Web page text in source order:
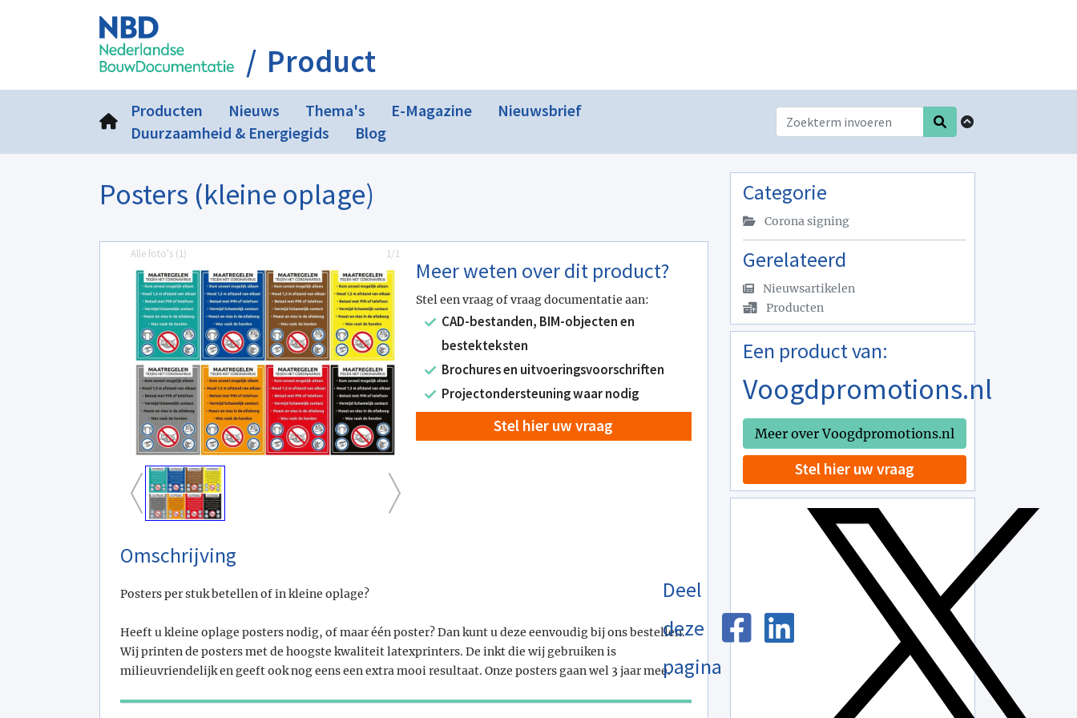
Product
Producten Nieuws Thema's E-Magazine
Nieuwsbrief
Duurzaamheid & Energiegids
Blog
Posters (kleine oplage)
Alle foto's (1) 1/1
Meer weten over dit product?
Stel een vraag of vraag documentatie aan:
CAD-bestanden, BIM-objecten en
bestekteksten
Brochures en uitvoeringsvoorschriften
Projectondersteuning waar nodig
Stel hier uw vraag
Omschrijving
Posters per stuk betellen of in kleine oplage?
Heeft u kleine oplage posters nodig, of maar één poster? Dan kunt u deze eenvoudig bij ons bestellen.
Wij printen de posters met de hoogste kwaliteit latexprinters. De inkt die wij gebruiken is
milieuvriendelijk en geeft ook nog eens een extra mooi resultaat. Onze posters gaan wel 3 jaar mee.
Categorie
Corona signing
Gerelateerd
Nieuwsartikelen
Producten
Een product van:
Voogdpromotions.nl
Meer over Voogdpromotions.nl
Stel hier uw vraag
Deel
deze
pagina